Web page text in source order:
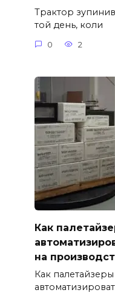
Трактор
той день, коли
0 2
Как
на
Как